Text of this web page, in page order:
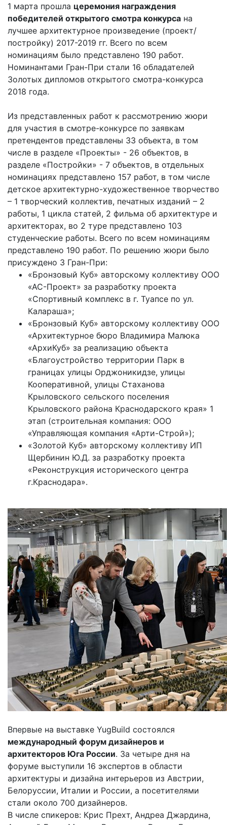
1 марта прошла церемония награждения
победителей открытого смотра конкурса на
лучшее архитектурное произведение (проект/
постройку) 2017-2019 гг. Всего по всем
номинациям было представлено 190 работ.
Номинантами Гран-При стали 16 обладателей
Золотых дипломов открытого смотра-конкурса
2018 года.
Из представленных работ к рассмотрению жюри
для участия в смотре-конкурсе по заявкам
претендентов представлены 33 объекта, в том
числе в разделе «Проекты» - 26 объектов, в
разделе «Постройки» - 7 объектов, в отдельных
номинациях представлено 157 работ, в том числе
детское архитектурно-художественное творчество
– 1 творческий коллектив, печатных изданий – 2
работы, 1 цикла статей, 2 фильма об архитектуре и
архитекторах, во 2 туре представлено 103
студенческие работы. Всего по всем номинациям
представлено 190 работ. По решению жюри было
присуждено 3 Гран-При:
«Бронзовый Куб» авторскому коллективу ООО
«АС-Проект» за разработку проекта
«Спортивный комплекс в г. Туапсе по ул.
Калараша»;
«Бронзовый Куб» авторскому коллективу ООО
«Архитектурное бюро Владимира Малюка
«АрхиКуб» за реализацию объекта
«Благоустройство территории Парк в
границах улицы Орджоникидзе, улицы
Кооперативной, улицы Стаханова
Крыловского сельского поселения
Крыловского района Краснодарского края» 1
этап (строительная компания: ООО
«Управляющая компания «Арти-Строй»);
«Золотой Куб» авторскому коллективу ИП
Щербинин Ю.Д. за разработку проекта
«Реконструкция исторического центра
г.Краснодара».
Впервые на выставке YugBuild состоялся
международный форум дизайнеров и
архитекторов Юга России. За четыре дня на
форуме выступили 16 экспертов в области
архитектуры и дизайна интерьеров из Австрии,
Белоруссии, Италии и России, а посетителями
стали около 700 дизайнеров.
В числе спикеров: Крис Прехт, Андреа Джардина,